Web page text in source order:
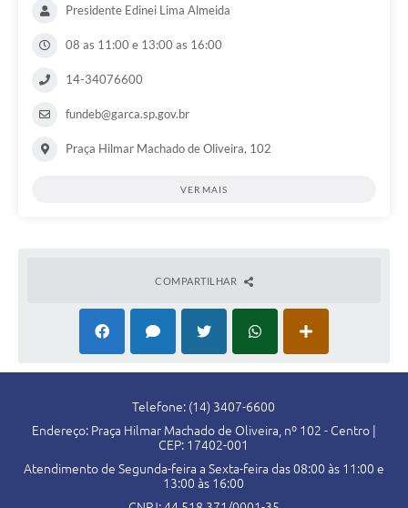
Presidente Edinei Lima Almeida
08 as 11:00 e 13:00 as 16:00
14-34076600
fundeb@garca.sp.gov.br
Praça Hilmar Machado de Oliveira, 102
VER MAIS
COMPARTILHAR
Telefone: (14) 3407-6600
Endereço: Praça Hilmar Machado de Oliveira, nº 102 - Centro |
CEP: 17402-001
Atendimento de Segunda-feira a Sexta-feira das 08:00 às 11:00 e
13:00 às 16:00